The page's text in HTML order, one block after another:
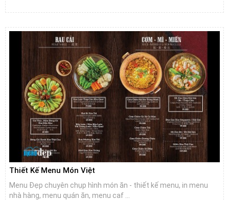
Thiết Kế Menu Món Việt
Menu Đẹp chuyên chụp hình món ăn - thiết kế menu, in menu
nhà hàng, menu quán ăn, menu caf ...